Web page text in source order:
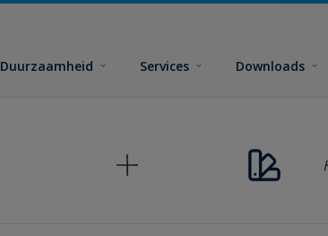
Duurzaamheid Services Downloads